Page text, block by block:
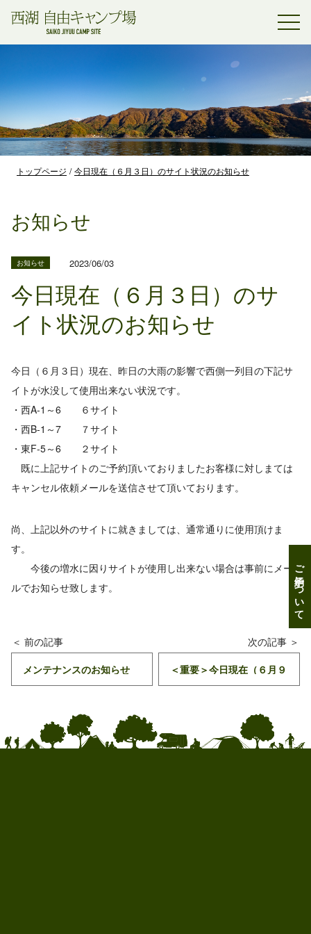
ご予約について
トップページ 今日現在（６月３日）のサイト状況のお知らせ
お知らせ
お知らせ 2023/06/03
今日現在（６月３日）のサ
イト状況のお知らせ
今日（６月３日）現在、昨日の大雨の影響で西側一列目の下記サ
イトが水没して使用出来ない状況です。
・西A-1～6 ６サイト
・西B-1～7 ７サイト
・東F-5～6 ２サイト
既に上記サイトのご予約頂いておりましたお客様に対しまては
キャンセル依頼メールを送信させて頂いております。
尚、上記以外のサイトに就きましては、通常通りに使用頂けま
す。
今後の増水に因りサイトが使用し出来ない場合は事前にメー
ルでお知らせ致します。
メンテナンスのお知らせ ＜重要＞今日現在（６月９
せ